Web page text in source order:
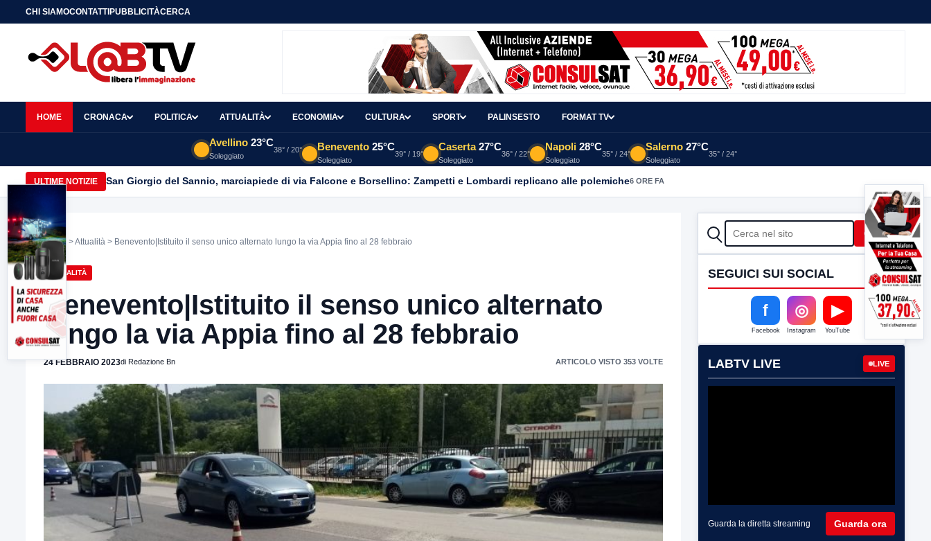
CHI SIAMOCONTATTIPUBBLICITÀCERCA
HOME CRONACA POLITICA ATTUALITÀ ECONOMIA CULTURA SPORT PALINSESTO FORMAT TV
Avellino 23°C
Soleggiato
38° / 20° Benevento 25°C
Soleggiato
39° / 19°
Caserta 27°C
Soleggiato
36° / 22°
Napoli 28°C
Soleggiato
35° / 24°
Salerno 27°C
Soleggiato
35° / 24°
ULTIME NOTIZIE San Giorgio del Sannio, marciapiede di via Falcone e Borsellino: Zampetti e Lombardi replicano alle polemiche6 ORE FA
Home >Attualità > Benevento|Istituito il senso unico alternato lungo la via Appia fino al 28 febbraio
ATTUALITÀ
Benevento|Istituito il senso unico alternato
lungo la via Appia fino al 28 febbraio
24 FEBBRAIO 2023di Redazione Bn ARTICOLO VISTO 353 VOLTE
CERCA Cerca
SEGUICI SUI SOCIAL
f
Facebook
◎
Instagram
▶
YouTube
LABTV LIVE LIVE
Guarda la diretta streaming Guarda ora